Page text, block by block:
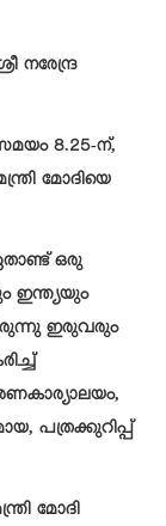
നരേന്ദ്ര
8.25-ന്,
മോദിയെ
ഒരു
ഇന്ത്യയും
ഇരുവരും
പത്രക്കുറിപ്പ്
മോദി